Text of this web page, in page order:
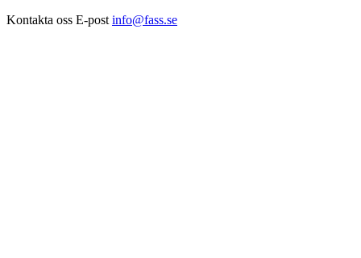
Kontakta oss E-post info@fass.se